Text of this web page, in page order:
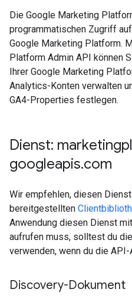
Die Google Marketing
programmatischen Zugriff
Google Marketing Platform.
Platform Admin API können
Ihrer Google Marketing
Analytics-Konten verwalten
GA4-Properties festlegen.
Dienst:
googleapis.com
Wir empfehlen, diesen
bereitgestellten
Anwendung diesen Dienst
aufrufen muss, solltest du
verwenden, wenn du die
Discovery-Dokument